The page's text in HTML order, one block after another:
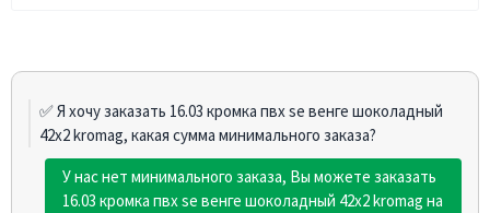
✅ Я хочу заказать 16.03 кромка пвх sе венге шоколадный
42х2 kromag, какая сумма минимального заказа?
У нас нет минимального заказа, Вы можете заказать
16.03 кромка пвх sе венге шоколадный 42х2 kromag на